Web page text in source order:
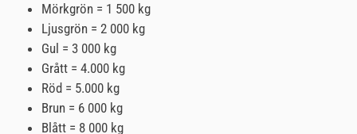
Mörkgrön = 1 500 kg
Ljusgrön = 2 000 kg
Gul = 3 000 kg
Grått = 4.000 kg
Röd = 5.000 kg
Brun = 6 000 kg
Blått = 8 000 kg